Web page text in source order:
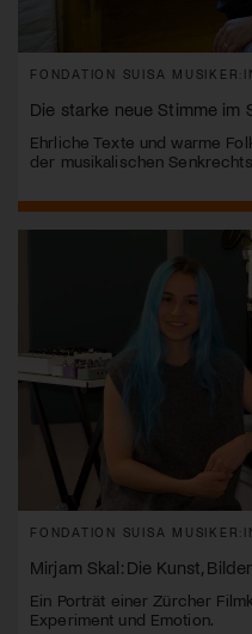
FONDATION SUISA
Die starke neue Stimme im
Ehrliche Texte und warme
der musikalischen
FONDATION SUISA
Mirjam Skal: Die Kunst,
Ein Porträt einer Zürcher
Experiment und Emotion.